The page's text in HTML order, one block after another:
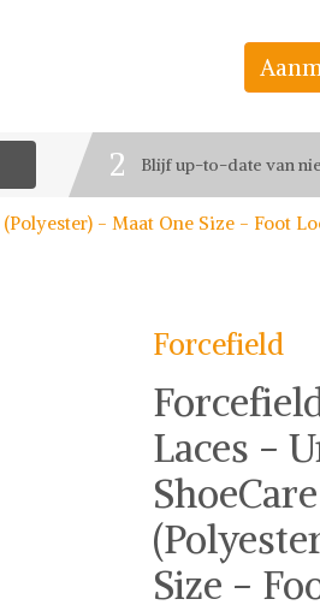
Bestel jouw favoriete
2 Blijf up-to-date van
3 Deel de leukste items
- Maat One Size - Foot
Forcefield
Laces -
Size -